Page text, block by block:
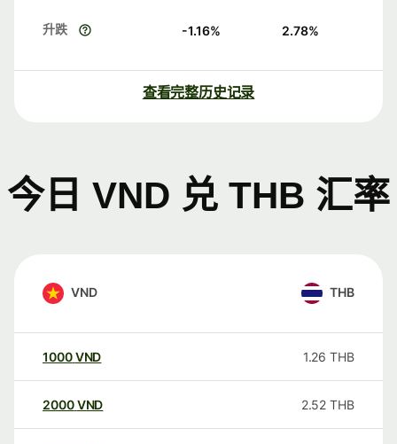
升跌 -1.16% 2.78%
查看完整历史记录
今日 VND 兑 THB 汇率
VND THB
1000VND 1.26 THB
2000VND 2.52 THB